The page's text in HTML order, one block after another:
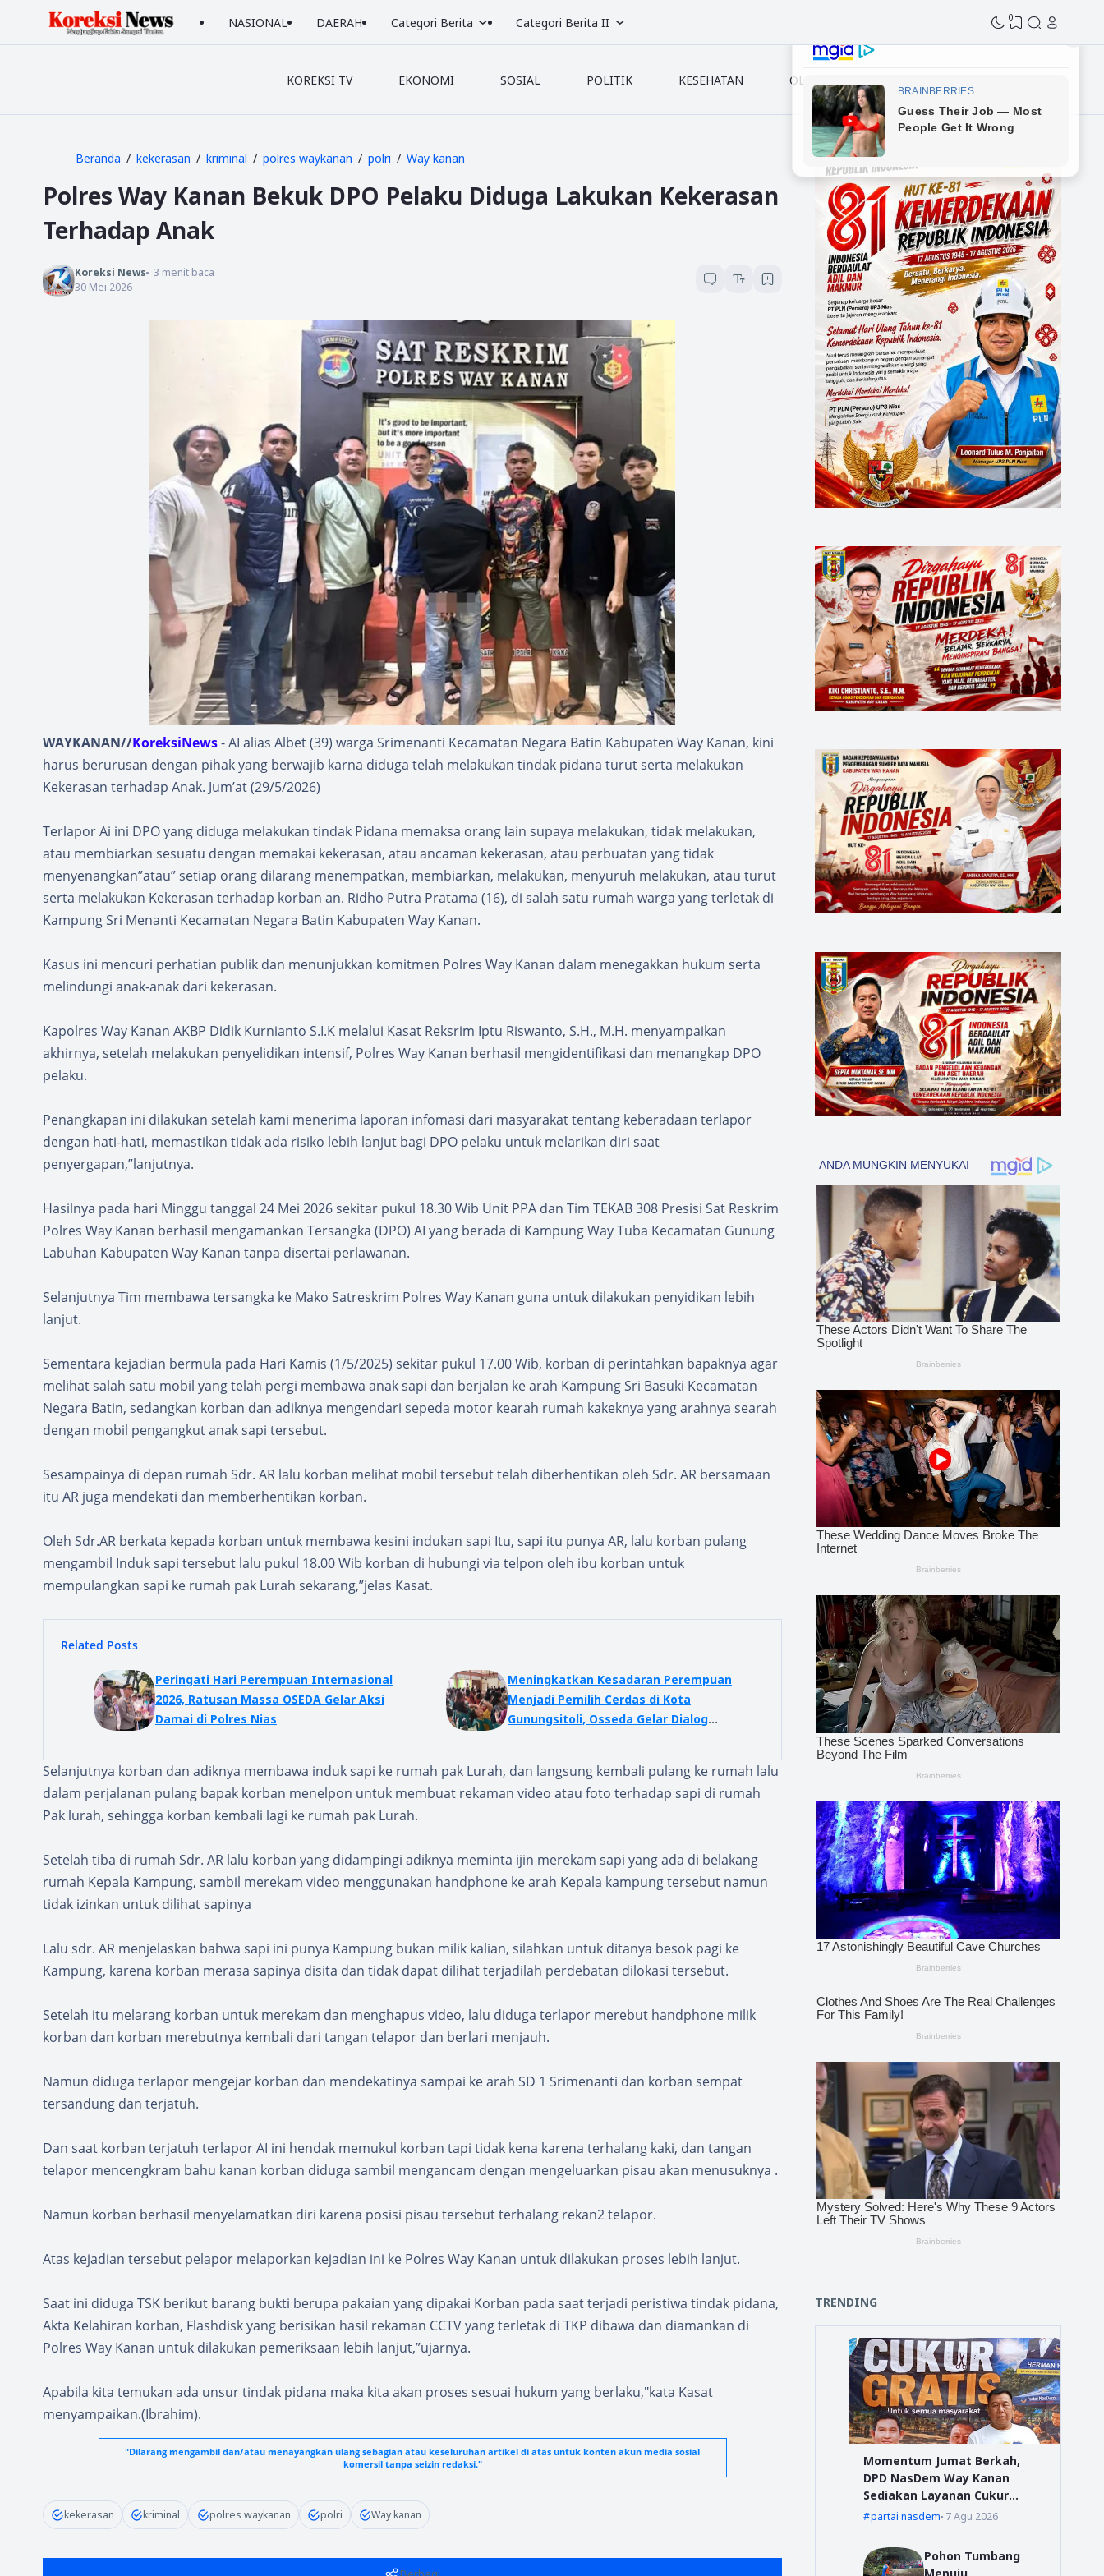
NASIONAL DAERAH Categori Berita Categori Berita II 0
KOREKSI TV EKONOMI SOSIAL POLITIK KESEHATAN OLAHRAGA
Beranda kekerasan kriminal polres waykanan polri Way kanan
Polres Way Kanan Bekuk DPO Pelaku Diduga Lakukan Kekerasan
Terhadap Anak
Koreksi News 3 menit baca
30 Mei 2026
WAYKANAN//KoreksiNews- AI alias Albet (39) warga Srimenanti Kecamatan Negara Batin Kabupaten Way Kanan, kini
harus berurusan dengan pihak yang berwajib karna diduga telah melakukan tindak pidana turut serta melakukan
Kekerasan terhadap Anak. Jum’at (29/5/2026)
Terlapor Ai ini DPO yang diduga melakukan tindak Pidana memaksa orang lain supaya melakukan, tidak melakukan,
atau membiarkan sesuatu dengan memakai kekerasan, atau ancaman kekerasan, atau perbuatan yang tidak
menyenangkan”atau” setiap orang dilarang menempatkan, membiarkan, melakukan, menyuruh melakukan, atau turut
serta melakukan Kekerasan terhadap korban an. Ridho Putra Pratama (16), di salah satu rumah warga yang terletak di
Kampung Sri Menanti Kecamatan Negara Batin Kabupaten Way Kanan.
Kasus ini mencuri perhatian publik dan menunjukkan komitmen Polres Way Kanan dalam menegakkan hukum serta
melindungi anak-anak dari kekerasan.
Kapolres Way Kanan AKBP Didik Kurnianto S.I.K melalui Kasat Reksrim Iptu Riswanto, S.H., M.H. menyampaikan
akhirnya, setelah melakukan penyelidikan intensif, Polres Way Kanan berhasil mengidentifikasi dan menangkap DPO
pelaku.
Penangkapan ini dilakukan setelah kami menerima laporan infomasi dari masyarakat tentang keberadaan terlapor
dengan hati-hati, memastikan tidak ada risiko lebih lanjut bagi DPO pelaku untuk melarikan diri saat
penyergapan,”lanjutnya.
Hasilnya pada hari Minggu tanggal 24 Mei 2026 sekitar pukul 18.30 Wib Unit PPA dan Tim TEKAB 308 Presisi Sat Reskrim
Polres Way Kanan berhasil mengamankan Tersangka (DPO) AI yang berada di Kampung Way Tuba Kecamatan Gunung
Labuhan Kabupaten Way Kanan tanpa disertai perlawanan.
Selanjutnya Tim membawa tersangka ke Mako Satreskrim Polres Way Kanan guna untuk dilakukan penyidikan lebih
lanjut.
Sementara kejadian bermula pada Hari Kamis (1/5/2025) sekitar pukul 17.00 Wib, korban di perintahkan bapaknya agar
melihat salah satu mobil yang telah pergi membawa anak sapi dan berjalan ke arah Kampung Sri Basuki Kecamatan
Negara Batin, sedangkan korban dan adiknya mengendari sepeda motor kearah rumah kakeknya yang arahnya searah
dengan mobil pengangkut anak sapi tersebut.
Sesampainya di depan rumah Sdr. AR lalu korban melihat mobil tersebut telah diberhentikan oleh Sdr. AR bersamaan
itu AR juga mendekati dan memberhentikan korban.
Oleh Sdr.AR berkata kepada korban untuk membawa kesini indukan sapi Itu, sapi itu punya AR, lalu korban pulang
mengambil Induk sapi tersebut lalu pukul 18.00 Wib korban di hubungi via telpon oleh ibu korban untuk
mempulangkan sapi ke rumah pak Lurah sekarang,”jelas Kasat.
Related Posts
Peringati Hari Perempuan Internasional
2026, Ratusan Massa OSEDA Gelar Aksi
Damai di Polres Nias
Meningkatkan Kesadaran Perempuan
Menjadi Pemilih Cerdas di Kota
Gunungsitoli, Osseda Gelar Dialog
Selanjutnya korban dan adiknya membawa induk sapi ke rumah pak Lurah, dan langsung kembali pulang ke rumah lalu
dalam perjalanan pulang bapak korban menelpon untuk membuat rekaman video atau foto terhadap sapi di rumah
Pak lurah, sehingga korban kembali lagi ke rumah pak Lurah.
Setelah tiba di rumah Sdr. AR lalu korban yang didampingi adiknya meminta ijin merekam sapi yang ada di belakang
rumah Kepala Kampung, sambil merekam video menggunakan handphone ke arah Kepala kampung tersebut namun
tidak izinkan untuk dilihat sapinya
Lalu sdr. AR menjelaskan bahwa sapi ini punya Kampung bukan milik kalian, silahkan untuk ditanya besok pagi ke
Kampung, karena korban merasa sapinya disita dan tidak dapat dilihat terjadilah perdebatan dilokasi tersebut.
Setelah itu melarang korban untuk merekam dan menghapus video, lalu diduga terlapor merebut handphone milik
korban dan korban merebutnya kembali dari tangan telapor dan berlari menjauh.
Namun diduga terlapor mengejar korban dan mendekatinya sampai ke arah SD 1 Srimenanti dan korban sempat
tersandung dan terjatuh.
Dan saat korban terjatuh terlapor AI ini hendak memukul korban tapi tidak kena karena terhalang kaki, dan tangan
telapor mencengkram bahu kanan korban diduga sambil mengancam dengan mengeluarkan pisau akan menusuknya .
Namun korban berhasil menyelamatkan diri karena posisi pisau tersebut terhalang rekan2 telapor.
Atas kejadian tersebut pelapor melaporkan kejadian ini ke Polres Way Kanan untuk dilakukan proses lebih lanjut.
Saat ini diduga TSK berikut barang bukti berupa pakaian yang dipakai Korban pada saat terjadi peristiwa tindak pidana,
Akta Kelahiran korban, Flashdisk yang berisikan hasil rekaman CCTV yang terletak di TKP dibawa dan diamankan di
Polres Way Kanan untuk dilakukan pemeriksaan lebih lanjut,”ujarnya.
Apabila kita temukan ada unsur tindak pidana maka kita akan proses sesuai hukum yang berlaku,"kata Kasat
menyampaikan.(Ibrahim).
"Dilarang mengambil dan/atau menayangkan ulang sebagian atau keseluruhan artikel di atas untuk konten akun media sosial
komersil tanpa seizin redaksi."
kekerasan kriminal polres waykanan polri Way kanan
TRENDING
Momentum Jumat Berkah,
DPD NasDem Way Kanan
Sediakan Layanan Cukur
Gratis
partai nasdem 7 Agu 2026
Pohon Tumbang